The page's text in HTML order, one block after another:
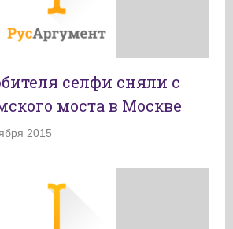
селфи сняли с
моста в Москве
2015